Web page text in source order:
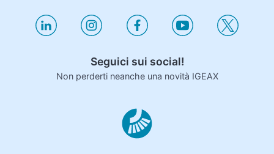
Seguici sui social!
Non perderti neanche una novità IGEAX